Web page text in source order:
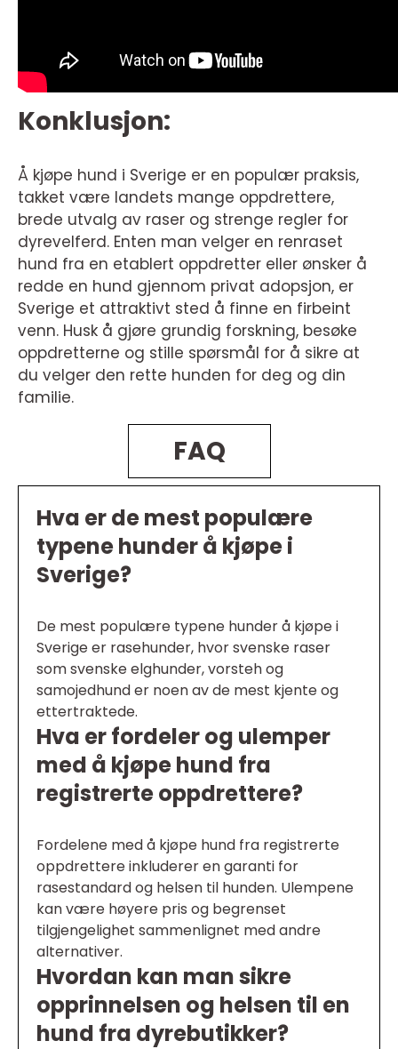
Konklusjon:
Å kjøpe hund i Sverige er en populær praksis,
takket være landets mange oppdrettere,
brede utvalg av raser og strenge regler for
dyrevelferd. Enten man velger en renraset
hund fra en etablert oppdretter eller ønsker å
redde en hund gjennom privat adopsjon, er
Sverige et attraktivt sted å finne en firbeint
venn. Husk å gjøre grundig forskning, besøke
oppdretterne og stille spørsmål for å sikre at
du velger den rette hunden for deg og din
familie.
FAQ
Hva er de mest populære
typene hunder å kjøpe i
Sverige?
De mest populære typene hunder å kjøpe i
Sverige er rasehunder, hvor svenske raser
som svenske elghunder, vorsteh og
samojedhund er noen av de mest kjente og
ettertraktede.
Hva er fordeler og ulemper
med å kjøpe hund fra
registrerte oppdrettere?
Fordelene med å kjøpe hund fra registrerte
oppdrettere inkluderer en garanti for
rasestandard og helsen til hunden. Ulempene
kan være høyere pris og begrenset
tilgjengelighet sammenlignet med andre
alternativer.
Hvordan kan man sikre
opprinnelsen og helsen til en
hund fra dyrebutikker?